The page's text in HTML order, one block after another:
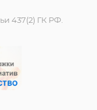
437(2) ГК РФ.